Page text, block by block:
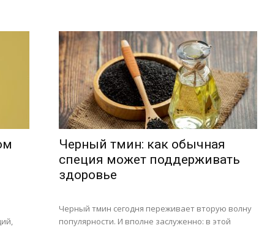
Черный тмин: как обычная
специя может поддерживать
здоровье
Черный тмин сегодня переживает вторую волну
популярности. И вполне заслуженно: в этой